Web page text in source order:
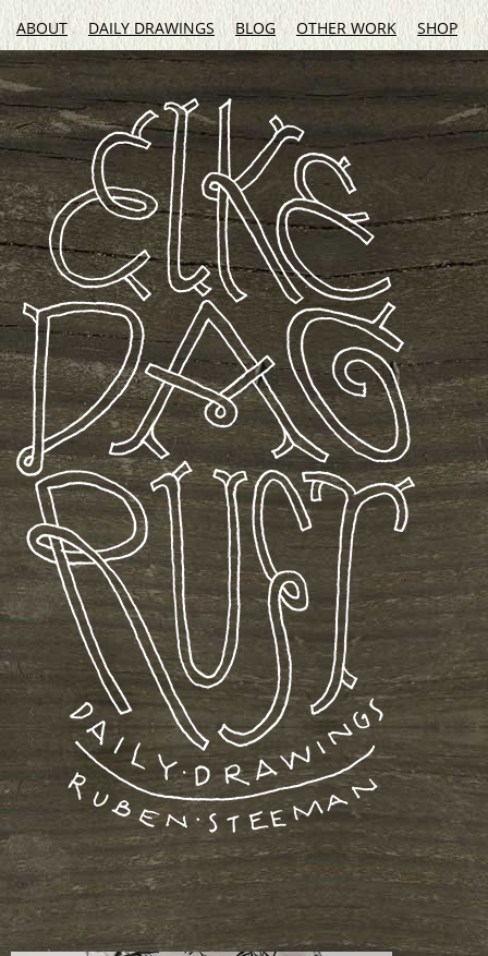
ABOUT DAILY DRAWINGS BLOG OTHER WORK SHOP